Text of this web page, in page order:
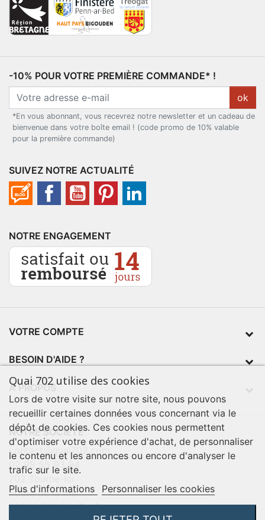
-10% POUR VOTRE PREMIÈRE COMMANDE* !
ok
*En vous abonnant, vous recevrez notre newsletter et un cadeau de
bienvenue dans votre boîte email ! (code promo de 10% valable
pour la première commande)
SUIVEZ NOTRE ACTUALITÉ
NOTRE ENGAGEMENT
VOTRE COMPTE
BESOIN D'AIDE ?
À PROPOS
NOTRE SOCIÉTÉ
contact@quai702.com
02 98 55 93 94
Route de la mer
29720 TREOGAT - France
Quai 702 utilise des cookies
Lors de votre visite sur notre site, nous pouvons
recueillir certaines données vous concernant via le
dépôt de cookies. Ces cookies nous permettent
d'optimiser votre expérience d'achat, de personnaliser
le contenu et les annonces ou encore d'analyser le
trafic sur le site.
Plus d'informations
Personnaliser les cookies